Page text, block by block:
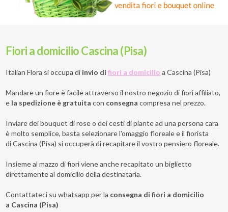
Fiori a domicilio Cascina (Pisa)
Italian Flora si occupa di invio difiori a domicilio a Cascina (Pisa)
Mandare un fiore è facile attraverso il nostro negozio di fiori affiliato,
e la spedizione è gratuita con consegna compresa nel prezzo.
Inviare dei bouquet di rose o dei cesti di piante ad una persona cara
è molto semplice, basta selezionare l'omaggio floreale e il fiorista
di Cascina (Pisa) si occuperà di recapitare il vostro pensiero floreale.
Insieme al mazzo di fiori viene anche recapitato un biglietto
direttamente al domicilio della destinataria.
Contattateci su whatsapp per la consegna di fiori a domicilio
a Cascina (Pisa)